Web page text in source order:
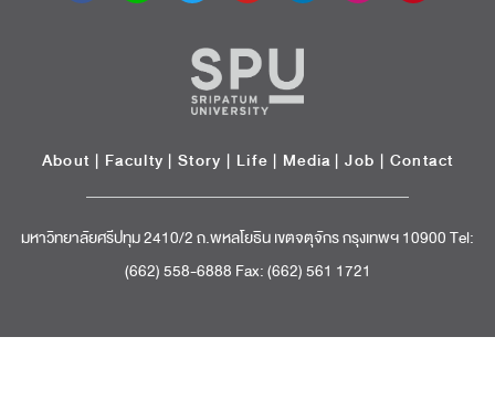
About | Faculty | Story | Life | Media |Job | Contact
มหาวิทยาลัยศรีปทุม 2410/2 ถ.พหลโยธิน เขตจตุจักร กรุงเทพฯ 10900 Tel:
(662) 558-6888 Fax: (662) 561 1721